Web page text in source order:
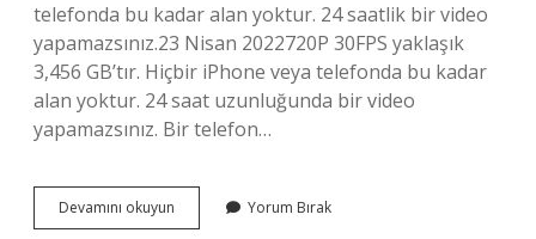
telefonda bu kadar alan yoktur. 24 saatlik bir video
yapamazsınız.23 Nisan 2022720P 30FPS yaklaşık
3,456 GB’tır. Hiçbir iPhone veya telefonda bu kadar
alan yoktur. 24 saat uzunluğunda bir video
yapamazsınız. Bir telefon…
Devamını okuyun
13
Yorum Bırak